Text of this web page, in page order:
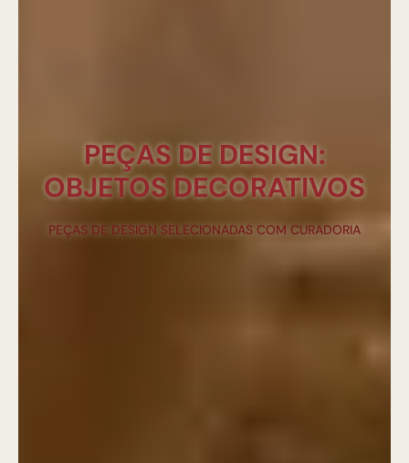
PEÇAS DE DESIGN:
OBJETOS DECORATIVOS
PEÇAS DE DESIGN SELECIONADAS COM CURADORIA